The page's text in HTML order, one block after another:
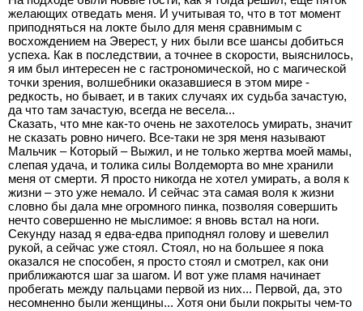
желающих отведать меня. И учитывая то, что в тот момент
приподняться на локте было для меня сравнимым с
восхождением на Эверест, у них были все шансы добиться
успеха. Как в последствии, а точнее в скорости, выяснилось,
я им был интересен не с гастрономической, но с магической
точки зрения, волшебники оказавшиеся в этом мире -
редкость, но бывает, и в таких случаях их судьба зачастую,
да что там зачастую, всегда не весела...
Сказать, что мне как-то очень не захотелось умирать, значит
не сказать ровно ничего. Все-таки не зря меня называют
Мальчик – Который – Выжил, и не только жертва моей мамы,
слепая удача, и толика силы Волдеморта во мне хранили
меня от смерти. Я просто никогда не хотел умирать, а воля к
жизни – это уже немало. И сейчас эта самая воля к жизни
словно бы дала мне огромного пинка, позволяя совершить
нечто совершенно не мыслимое: я вновь встал на ноги.
Секунду назад я едва-едва приподнял голову и шевелил
рукой, а сейчас уже стоял. Стоял, но на большее я пока
оказался не способен, я просто стоял и смотрел, как они
приближаются шаг за шагом. И вот уже пламя начинает
пробегать между пальцами первой из них... Первой, да, это
несомненно были женщины... Хотя они были покрыты чем-то